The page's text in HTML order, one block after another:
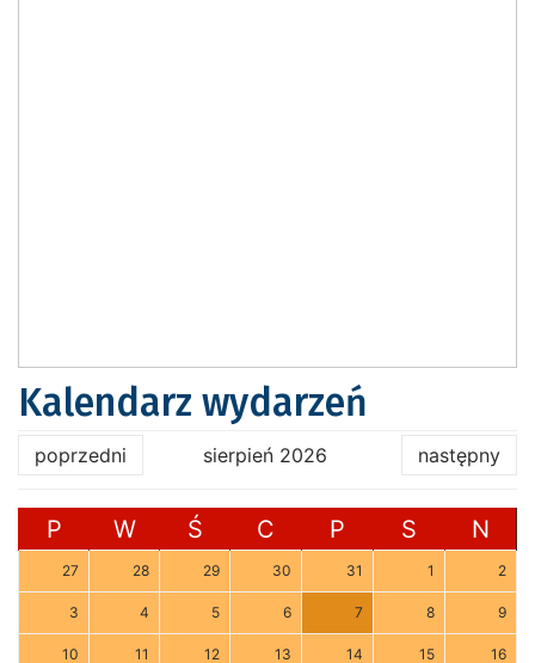
Kalendarz wydarzeń
poprzedni sierpień 2026 następny
P W Ś C P S N
27 28 29 30 31 1 2
3 4 5 6 7 8 9
10 11 12 13 14 15 16